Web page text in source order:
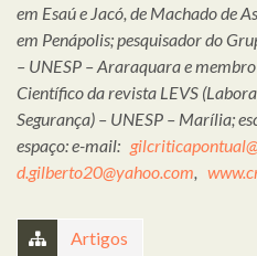
em Esaú e Jacó, de Machado de
em Penápolis; pesquisador do
– UNESP – Araraquara e
Científico da revista LEVS
Segurança) – UNESP – Marília;
espaço: e-mail:
d.gilberto20@yahoo.com
Artigos